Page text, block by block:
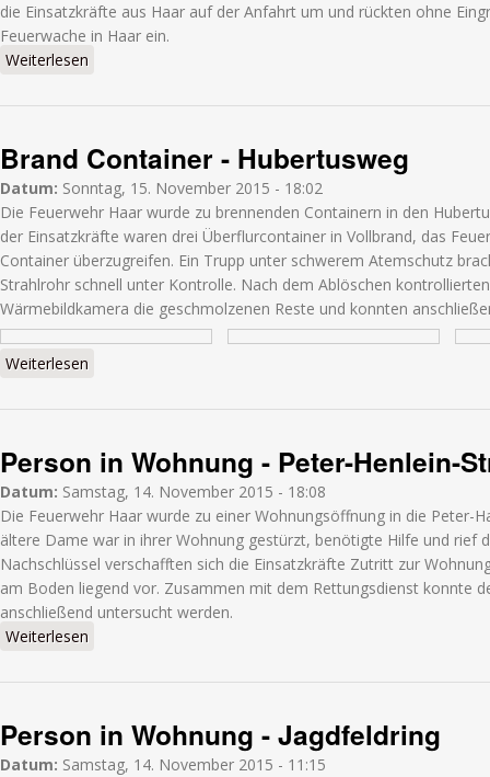
die Einsatzkräfte aus Haar auf der Anfahrt um und rückten ohne
Feuerwache in Haar ein.
Weiterlesen
Brand Container - Hubertusweg
Datum: Sonntag, 15. November 2015 - 18:02
Die Feuerwehr Haar wurde zu brennenden Containern in den
der Einsatzkräfte waren drei Überflurcontainer in Vollbrand, das
Container überzugreifen. Ein Trupp unter schwerem Atemschutz
Strahlrohr schnell unter Kontrolle. Nach dem Ablöschen
Wärmebildkamera die geschmolzenen Reste und konnten
Weiterlesen
Person in Wohnung - Peter-Henlein-
Datum: Samstag, 14. November 2015 - 18:08
Die Feuerwehr Haar wurde zu einer Wohnungsöffnung in die Peter-
ältere Dame war in ihrer Wohnung gestürzt, benötigte Hilfe und rief
Nachschlüssel verschafften sich die Einsatzkräfte Zutritt zur
am Boden liegend vor. Zusammen mit dem Rettungsdienst konnte
anschließend untersucht werden.
Weiterlesen
Person in Wohnung - Jagdfeldring
Datum: Samstag, 14. November 2015 - 11:15